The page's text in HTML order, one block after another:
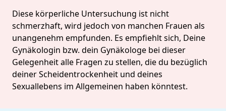
Diese körperliche Untersuchung ist nicht
schmerzhaft, wird jedoch von manchen Frauen als
unangenehm empfunden. Es empfiehlt sich, Deine
Gynäkologin bzw. dein Gynäkologe bei dieser
Gelegenheit alle Fragen zu stellen, die du bezüglich
deiner Scheidentrockenheit und deines
Sexuallebens im Allgemeinen haben könntest.